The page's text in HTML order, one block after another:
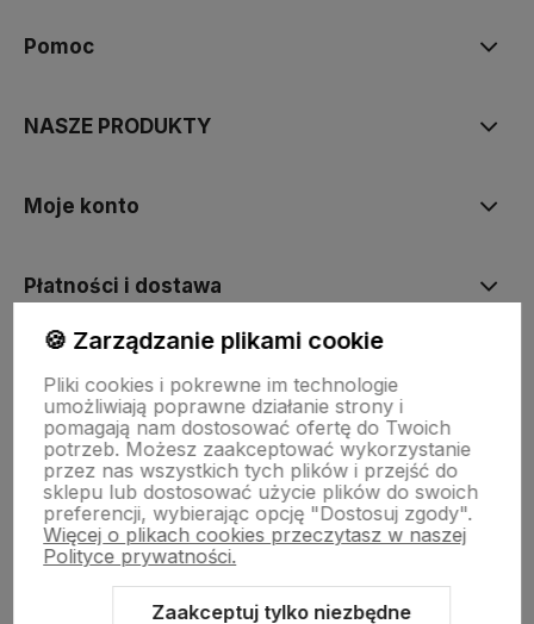
Pomoc
NASZE PRODUKTY
Moje konto
Płatności i dostawa
O nas
🍪 Zarządzanie plikami cookie
Pliki cookies i pokrewne im technologie
umożliwiają poprawne działanie strony i
pomagają nam dostosować ofertę do Twoich
potrzeb. Możesz zaakceptować wykorzystanie
przez nas wszystkich tych plików i przejść do
sklepu lub dostosować użycie plików do swoich
preferencji, wybierając opcję "Dostosuj zgody".
Więcej o plikach cookies przeczytasz w naszej
Polityce prywatności.
Zaakceptuj tylko niezbędne